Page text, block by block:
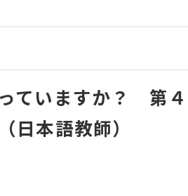
っていますか？ 第
本語教師）